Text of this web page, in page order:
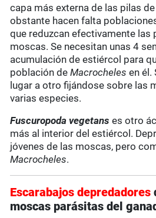
capa más externa de las pilas
obstante hacen falta
que reduzcan efectivamente las
moscas. Se necesitan unas 4
acumulación de estiércol para
población deMacrocheles en él.
lugar a otro fijándose sobre las
varias especies.
Fuscuropoda vegetans es otro
más al interior del estiércol.
jóvenes de las moscas, pero
Macrocheles.
Escarabajos depredadores
moscas parásitas del